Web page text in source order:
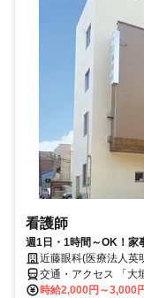
看護師
週1日・1時間～OK！
近藤眼科(医療法人英
交通・アクセス 「大
分／車通勤OK
時給2,000円～3,000